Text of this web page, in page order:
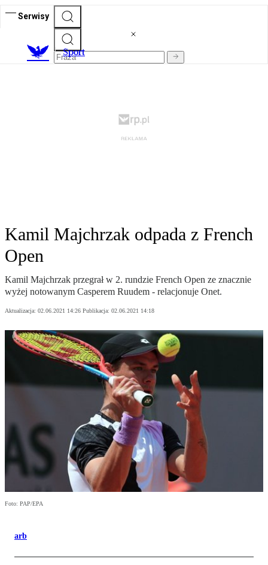
Serwisy
Sport
Kamil Majchrzak odpada z French
Open
Kamil Majchrzak przegrał w 2. rundzie French Open ze znacznie
wyżej notowanym Casperem Ruudem - relacjonuje Onet.
Aktualizacja: 02.06.2021 14:26 Publikacja: 02.06.2021 14:18
Foto: PAP/EPA
arb